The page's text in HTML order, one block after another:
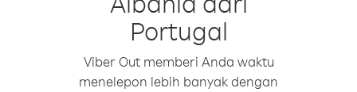
Portugal
Viber Out memberi Anda waktu
menelepon lebih banyak dengan